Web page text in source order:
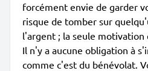
forcément envie de garder
risque de tomber sur
l'argent ; la seule motivation
Il n'y a aucune obligation à
comme c'est du bénévolat.